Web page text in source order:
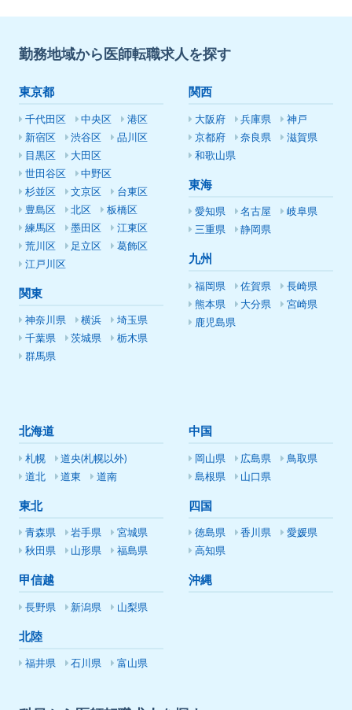
勤務地域から医師転職求人を探す
東京都
千代田区 中央区
港区
新宿区
渋谷区
品川区
目黒区
大田区
世田谷区
中野区
杉並区
文京区
台東区
豊島区
北区
板橋区
練馬区
墨田区
江東区
荒川区
足立区
葛飾区
江戸川区
関東
神奈川県 横浜
埼玉県
千葉県
茨城県
栃木県
群馬県
関西
大阪府 兵庫県
神戸
京都府
奈良県
滋賀県
和歌山県
東海
愛知県 名古屋
岐阜県
三重県
静岡県
九州
福岡県 佐賀県
長崎県
熊本県
大分県
宮崎県
鹿児島県
北海道
札幌
道央(札幌以外)
道北
道東 道南
東北
青森県 岩手県
宮城県
秋田県
山形県 福島県
甲信越
長野県 新潟県 山梨県
北陸
福井県 石川県 富山県
中国
岡山県 広島県
鳥取県
島根県
山口県
四国
徳島県 香川県
愛媛県
高知県
沖縄